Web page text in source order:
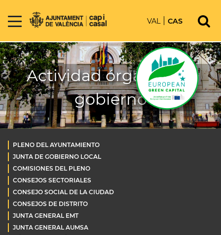
VAL CAS
Actividad órganos de
gobierno
PLENO DEL AYUNTAMIENTO
JUNTA DE GOBIERNO LOCAL
COMISIONES DEL PLENO
CONSEJOS SECTORIALES
CONSEJO SOCIAL DE LA CIUDAD
CONSEJOS DE DISTRITO
JUNTA GENERAL EMT
JUNTA GENERAL AUMSA